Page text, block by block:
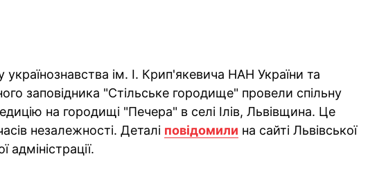
українознавства ім. І. Крип'якевича НАН України та
заповідника "Стільське городище" провели спільну
на городищі "Печера" в селі Ілів, Львівщина. Це
незалежності. Деталі повідомили на сайті Львівської
адміністрації.